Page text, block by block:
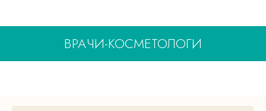
ВРАЧИ-КОСМЕТОЛОГИ